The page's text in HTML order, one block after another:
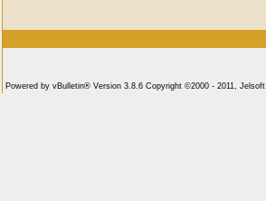
Powered by vBulletin® Version 3.8.6 Copyright ©2000 - 2011,